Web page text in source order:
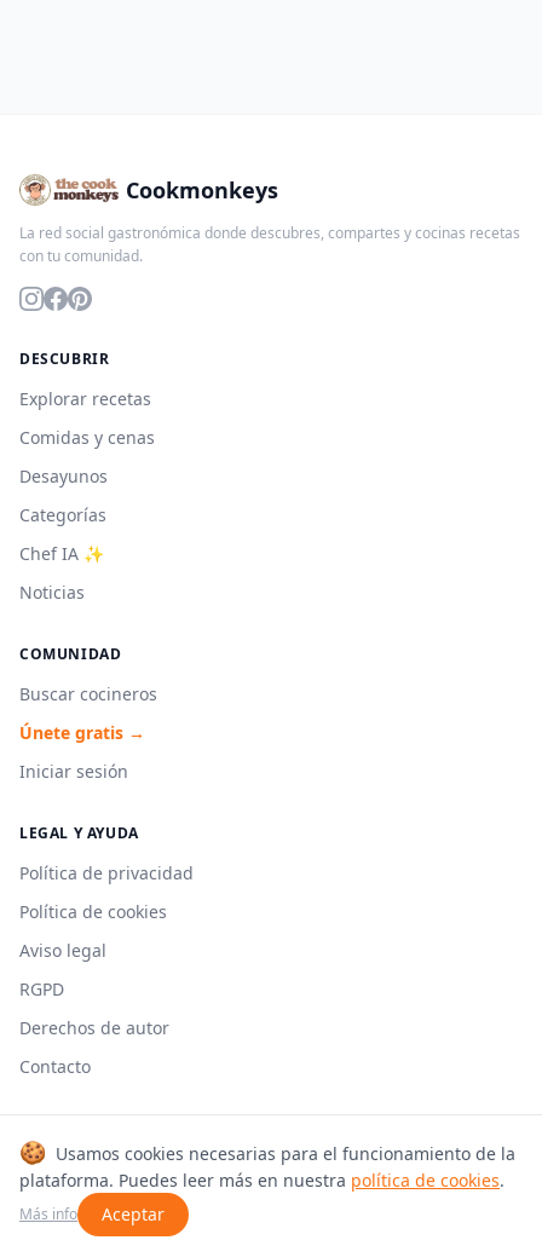
Cookmonkeys
La red social gastronómica donde descubres, compartes y cocinas recetas
con tu comunidad.
DESCUBRIR
Explorar recetas
Comidas y cenas
Desayunos
Categorías
Chef IA ✨
Noticias
COMUNIDAD
Buscar cocineros
Únete gratis →
Iniciar sesión
LEGAL Y AYUDA
Política de privacidad
Política de cookies
Aviso legal
RGPD
Derechos de autor
Contacto
© 2026 Cookmonkeys. Todos los derechos reservados.
Hecho con 🍳 en España
🍪 Usamos cookies necesarias para el funcionamiento de la
plataforma. Puedes leer más en nuestra política de cookies.
Más info Aceptar